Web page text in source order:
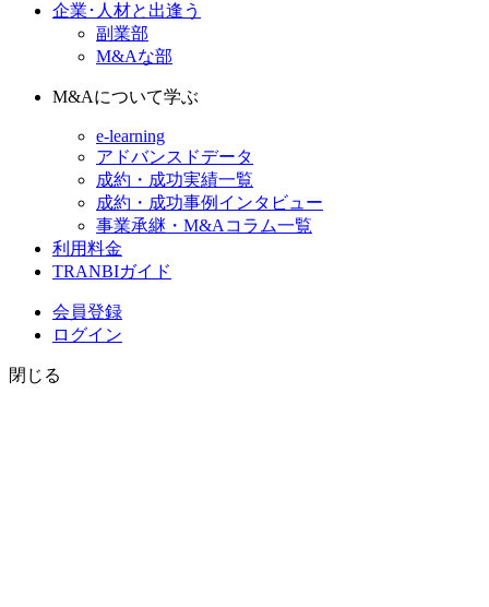
企業･人材と出逢う
副業部
M&Aな部
M&Aについて学ぶ
e-learning
アドバンスドデータ
成約・成功実績一覧
成約・成功事例インタビュー
事業承継・M&Aコラム一覧
利用料金
TRANBIガイド
会員登録
ログイン
閉じる